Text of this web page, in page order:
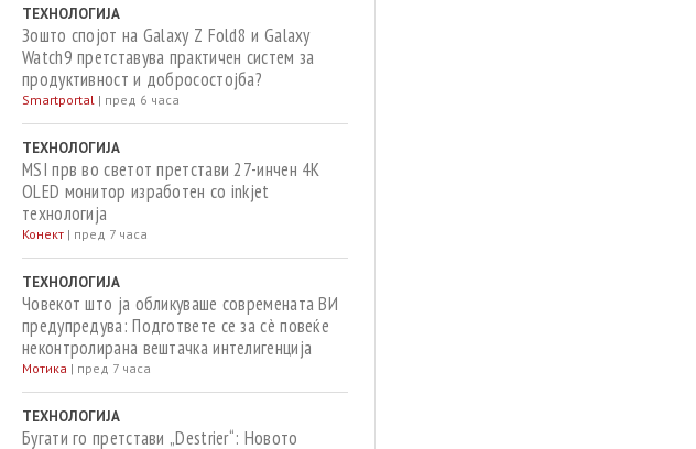
ТЕХНОЛОГИЈА
Зошто спојот на Galaxy Z Fold8 и Galaxy
Watch9 претставува практичен систем за
продуктивност и добросостојба?
Smartportal | пред 6 часа
ТЕХНОЛОГИЈА
MSI прв во светот претстави 27-инчен 4K
OLED монитор изработен со inkjet
технологија
Конект | пред 7 часа
ТЕХНОЛОГИЈА
Човекот што ја обликуваше современата ВИ
предупредува: Подгответе се за сè повеќе
неконтролирана вештачка интелигенција
Мотика | пред 7 часа
ТЕХНОЛОГИЈА
Бугати го претстави „Destrier“: Новото